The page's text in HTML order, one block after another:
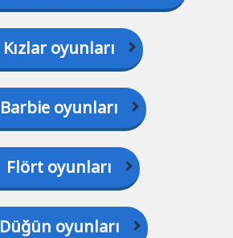
Kızlar oyunları
Barbie oyunları
Flört oyunları
Düğün oyunları